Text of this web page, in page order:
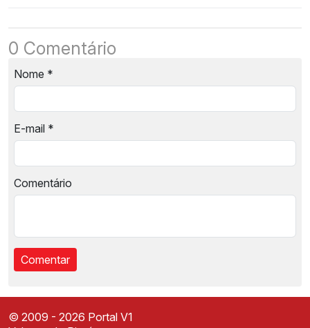
0 Comentário
Nome *
E-mail *
Comentário
© 2009 - 2026 Portal V1